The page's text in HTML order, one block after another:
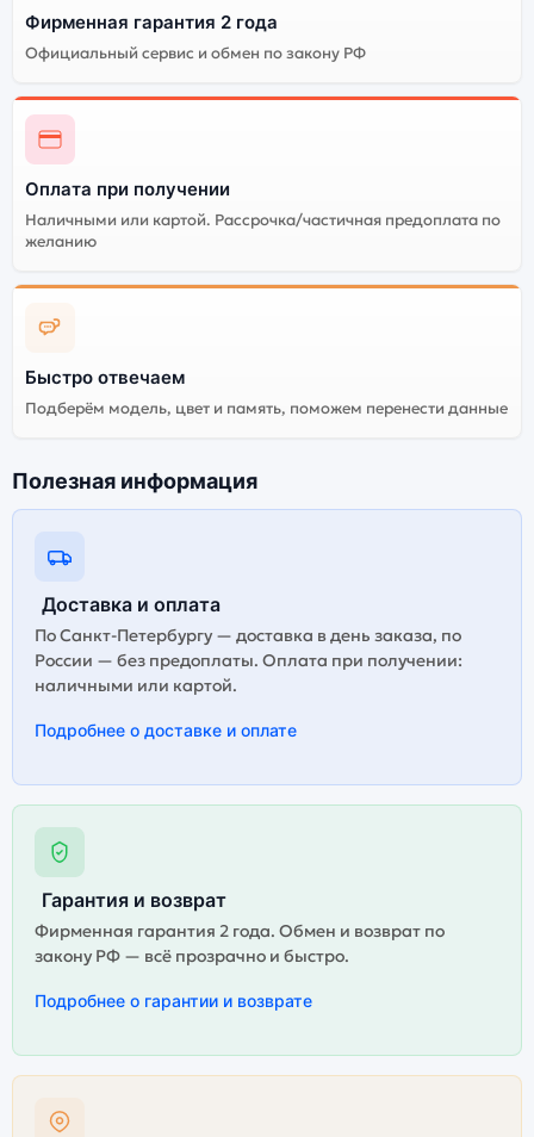
Фирменная гарантия 2 года
Официальный сервис и обмен по закону РФ
Оплата при получении
Наличными или картой. Рассрочка/частичная предоплата по
желанию
Быстро отвечаем
Подберём модель, цвет и память, поможем перенести данные
Полезная информация
Доставка и оплата
По Санкт-Петербургу — доставка в день заказа, по
России — без предоплаты. Оплата при получении:
наличными или картой.
Подробнее о доставке и оплате
Гарантия и возврат
Фирменная гарантия 2 года. Обмен и возврат по
закону РФ — всё прозрачно и быстро.
Подробнее о гарантии и возврате